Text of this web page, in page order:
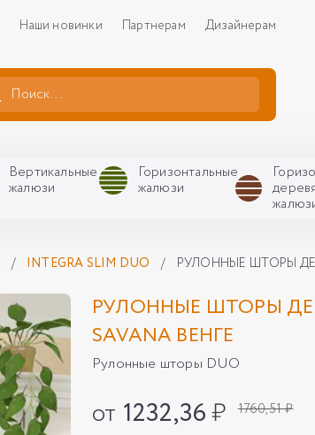
Наши новинки Партнерам Дизайнерам
Вертикальные
жалюзи
Горизонтальные
жалюзи
/ INTEGRA SLIM DUO / РУЛОННЫЕ ШТОРЫ
РУЛОННЫЕ ШТОРЫ
SAVANA ВЕНГЕ
Рулонные шторы DUO
от 1232,36₽ 1760,51 ₽